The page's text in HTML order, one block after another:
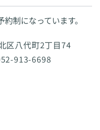
制になっています。
区八代町2丁目74
913-6698